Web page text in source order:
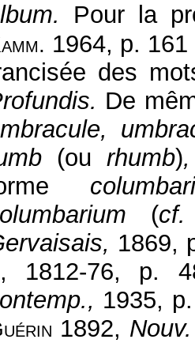
Pour la
1964, p.
des
De
(ou rhumb)
(cf.
1869,
1812-76, p.
1935,
1892,